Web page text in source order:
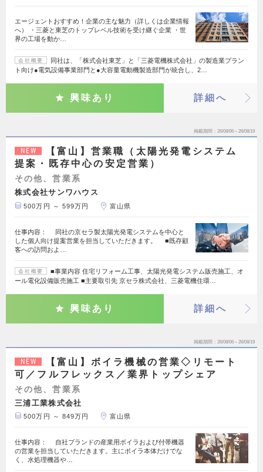
エージェントおすすめ！企業の主な魅力（詳しくは企業情報
へ） ・三菱と東芝のトップレベル技術を受け継ぐ企業 ・世
界の工場を動か…
会社概要
同社は、「株式会社東芝」と「三菱電機株式会社」の製造業プラン
ト向け●電気設備事業部門と●大容量電動機製造部門が統合し、2…
興味あり 詳細へ
掲載期間 26/08/06～26/08/19
NEW
【富山】営業職（太陽光発電システム
提案・既存中心の安定営業）
その他、営業系
株式会社サンワハウス
500万円 ～ 599万円 富山県
仕事内容： 同社の京セラ製太陽光発電システムを中心と
した個人向け提案営業を担当していただきます。 ■既存顧
客への訪問およ…
会社概要
■事業内容 住宅リフォーム工事、太陽光発電システム販売施工、オ
ール電化設備販売施工 ■主要取引先 京セラ株式会社、三菱電機住環…
興味あり 詳細へ
掲載期間 26/08/06～26/08/19
NEW
【富山】ボイラ機械の営業◇リモート
可／フルフレックス／業界トップシェア
その他、営業系
三浦工業株式会社
500万円 ～ 849万円 富山県
仕事内容： 自社ブランドの産業用ボイラおよび付帯機器
の営業を担当していただきます。主にボイラ本体だけでな
く、水処理機器や…